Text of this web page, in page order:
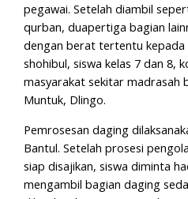
pegawai. Setelah diambil
qurban, duapertiga bagian
dengan berat tertentu kepada
shohibul, siswa kelas 7 dan 8,
masyarakat sekitar madrasah
Muntuk, Dlingo.
Pemrosesan daging
Bantul. Setelah prosesi
siap disajikan, siswa diminta
mengambil bagian daging